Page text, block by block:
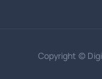
Copyright ©